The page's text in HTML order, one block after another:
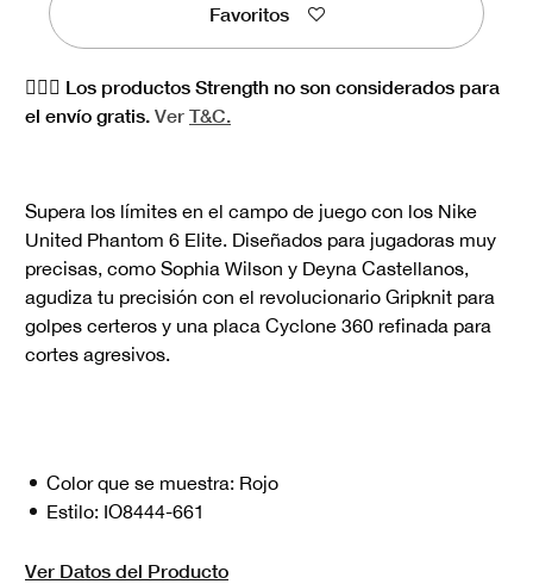
Favoritos
🏋🏻‍♀️ Los productos Strength no son considerados para
el envío gratis. Ver T&C.
Supera los límites en el campo de juego con los Nike
United Phantom 6 Elite. Diseñados para jugadoras muy
precisas, como Sophia Wilson y Deyna Castellanos,
agudiza tu precisión con el revolucionario Gripknit para
golpes certeros y una placa Cyclone 360 refinada para
cortes agresivos.
Color que se muestra: Rojo
Estilo: IO8444-661
Ver Datos del Producto